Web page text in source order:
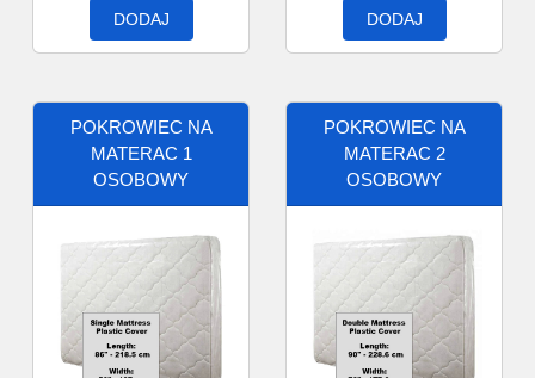
DODAJ DODAJ
POKROWIEC NA
MATERAC 1
OSOBOWY
POKROWIEC NA
MATERAC 2
OSOBOWY